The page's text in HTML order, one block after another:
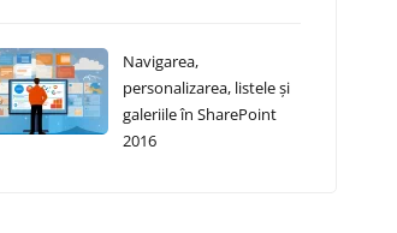
Navigarea,
personalizarea, listele și
galeriile în SharePoint
2016